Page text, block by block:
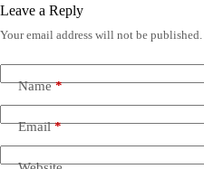
Leave a Reply
Your email address will not be published.
Name*
Email*